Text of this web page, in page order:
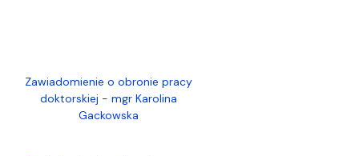
Zawiadomienie o obronie pracy
doktorskiej - mgr Karolina
Gackowska